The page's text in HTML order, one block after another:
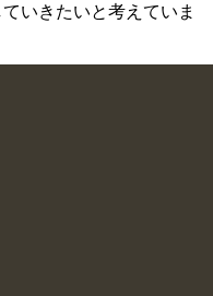
いきたいと考えていま